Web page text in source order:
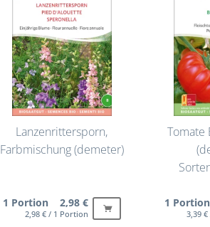
Lanzenrittersporn,
Farbmischung (demeter)
1 Portion 2,98 €
2,98 € / 1 Portion
Tomate
1
3,39